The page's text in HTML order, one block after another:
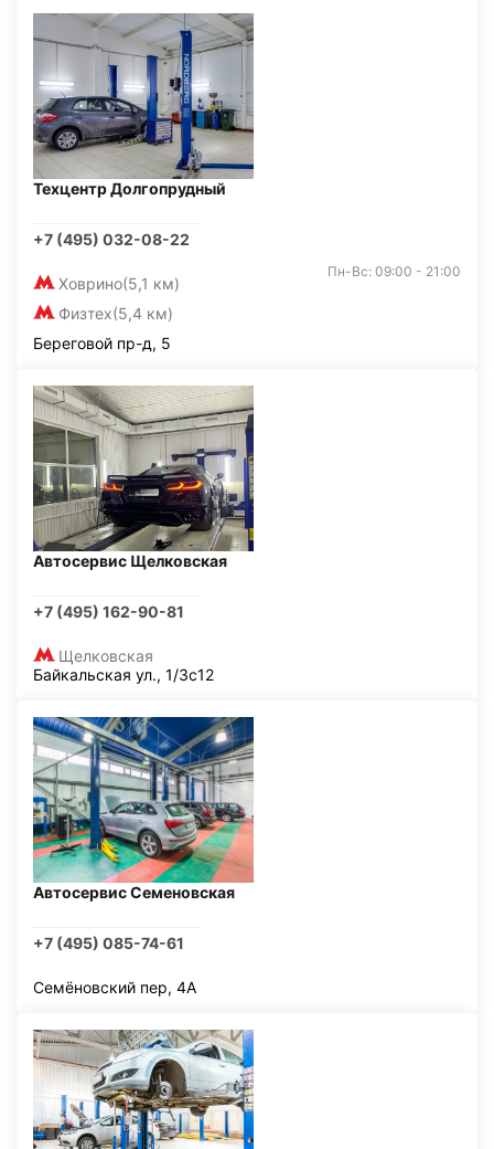
Техцентр Долгопрудный
+7 (495) 032-08-22
Ховрино(5,1 км)
Физтех(5,4 км)
Пн-Вс: 09:00 - 21:00
Береговой пр-д, 5
Автосервис Щелковская
+7 (495) 162-90-81
Щелковская
Байкальская ул., 1/3с12
Автосервис Семеновская
+7 (495) 085-74-61
Семёновский пер, 4А